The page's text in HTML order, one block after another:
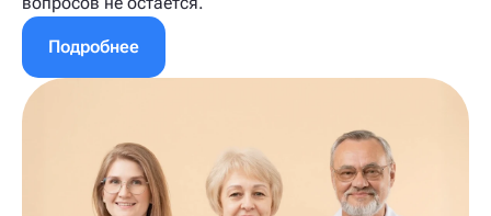
Подробнее